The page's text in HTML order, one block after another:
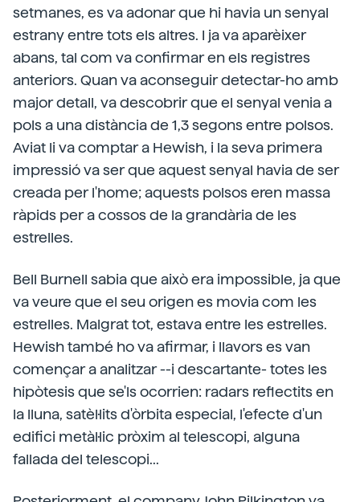
setmanes, es va adonar que hi havia un senyal
estrany entre tots els altres. I ja va aparèixer
abans, tal com va confirmar en els registres
anteriors. Quan va aconseguir detectar-ho amb
major detall, va descobrir que el senyal venia a
pols a una distància de 1,3 segons entre polsos.
Aviat li va comptar a Hewish, i la seva primera
impressió va ser que aquest senyal havia de ser
creada per l'home; aquests polsos eren massa
ràpids per a cossos de la grandària de les
estrelles.
Bell Burnell sabia que això era impossible, ja que
va veure que el seu origen es movia com les
estrelles. Malgrat tot, estava entre les estrelles.
Hewish també ho va afirmar, i llavors es van
començar a analitzar --i descartante- totes les
hipòtesis que se'ls ocorrien: radars reflectits en
la lluna, satèl·lits d'òrbita especial, l'efecte d'un
edifici metàl·lic pròxim al telescopi, alguna
fallada del telescopi...